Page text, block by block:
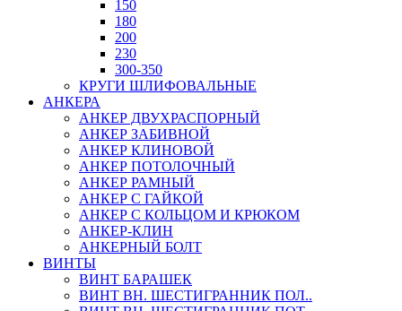
150
180
200
230
300-350
КРУГИ ШЛИФОВАЛЬНЫЕ
АНКЕРА
АНКЕР ДВУХРАСПОРНЫЙ
АНКЕР ЗАБИВНОЙ
АНКЕР КЛИНОВОЙ
АНКЕР ПОТОЛОЧНЫЙ
АНКЕР РАМНЫЙ
АНКЕР С ГАЙКОЙ
АНКЕР С КОЛЬЦОМ И КРЮКОМ
АНКЕР-КЛИН
АНКЕРНЫЙ БОЛТ
ВИНТЫ
ВИНТ БАРАШЕК
ВИНТ ВН. ШЕСТИГРАННИК ПОЛ..